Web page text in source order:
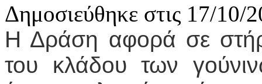
Δημοσιεύθηκε στις 17/10/
Η Δράση αφορά σε
του κλάδου των